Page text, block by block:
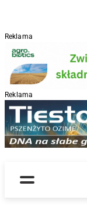
Reklama
Reklama
Menu